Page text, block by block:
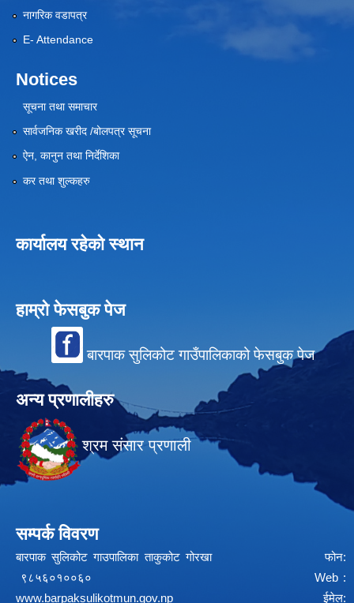
नागरिक वडापत्र
E- Attendance
Notices
सूचना तथा समाचार
सार्वजनिक खरीद /बोलपत्र सूचना
ऐन, कानुन तथा निर्देशिका
कर तथा शुल्कहरु
कार्यालय रहेको स्थान
हाम्रो फेसबुक पेज
बारपाक सुलिकोट गाउँपालिकाको फेसबुक पेज
अन्य प्रणालीहरु
श्रम संसार प्रणाली
सम्पर्क विवरण
बारपाक सुलिकोट गाउपालिका ताकुकोट गोरखा फोन:
९८५६०१००६० Web :
www.barpaksulikotmun.gov.np
ईमेल: